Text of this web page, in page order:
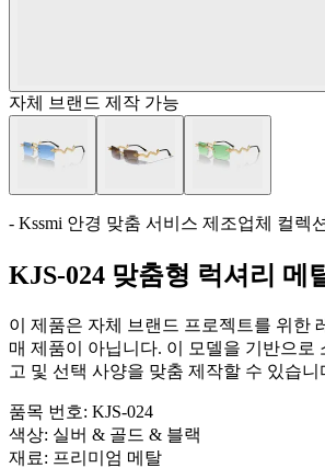
자체 브랜드 제작 가능
- Kssmi 안경 맞춤 서비스 제조업체 컬렉션
KJS-024 맞춤형 럭셔리 메
이 제품은 자체 브랜드 프로젝트를 위한
매 제품이 아닙니다. 이 모델을 기반으로
고 및 선택 사양을 맞춤 제작할 수 있습니
품목 번호: KJS-024
색상: 실버 & 골드 & 블랙
재료: 프리미엄 메탈